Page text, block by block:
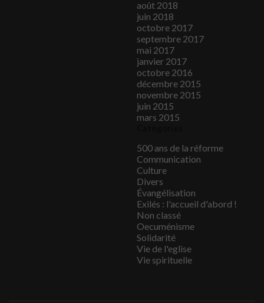
août 2018
juin 2018
octobre 2017
septembre 2017
mai 2017
janvier 2017
octobre 2016
décembre 2015
novembre 2015
juin 2015
mars 2015
500 ans de la réforme
Communication
Culture
Divers
Évangélisation
Exilés : l'accueil d'abord !
Non classé
Oecuménisme
Solidarité
Vie de l'eglise
Vie spirituelle